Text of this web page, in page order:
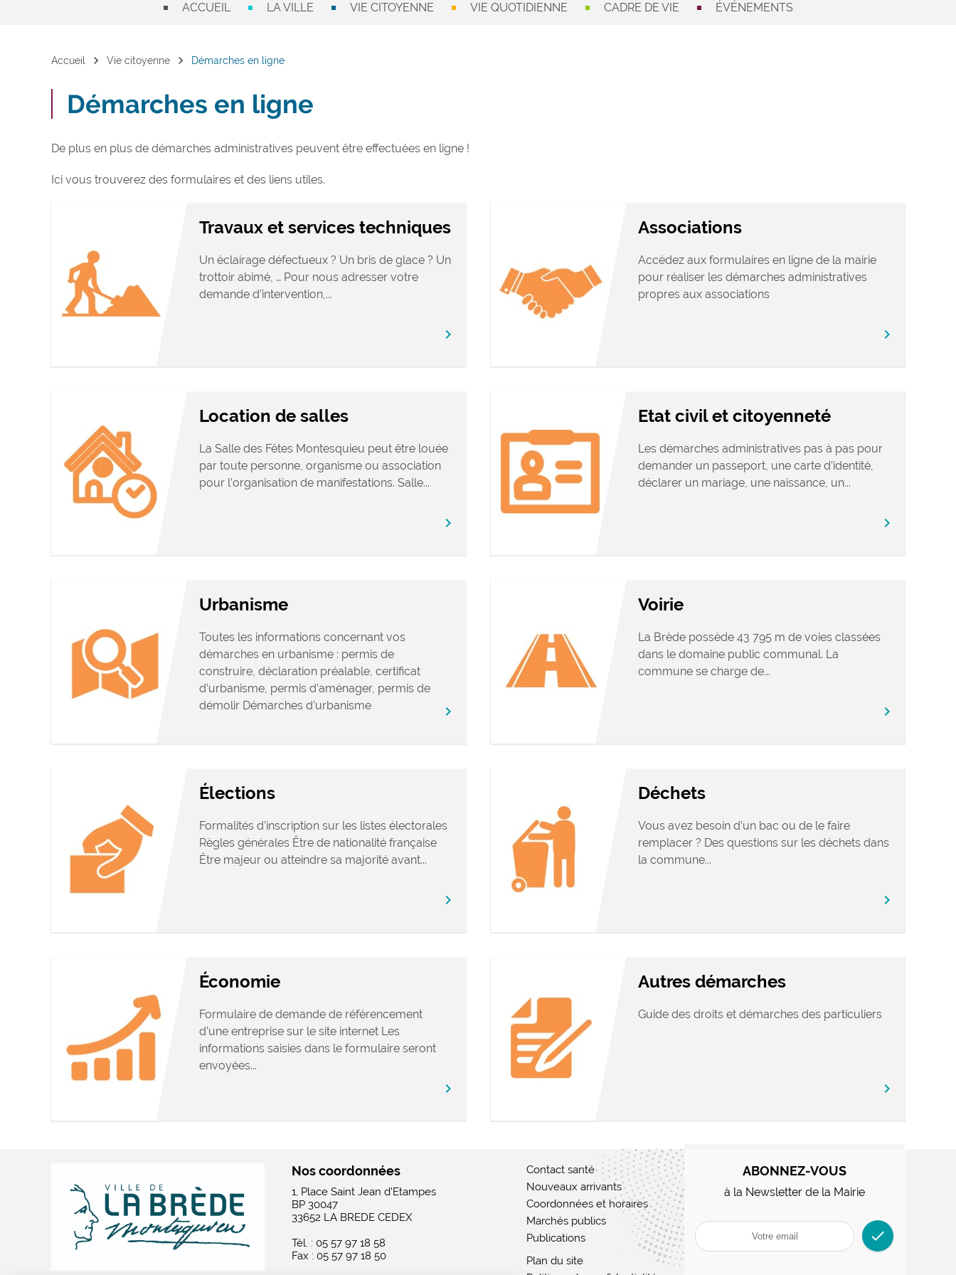
ACCUEIL LA VILLE VIE CITOYENNE VIE QUOTIDIENNE CADRE DE VIE ÉVÉNEMENTS
Accueil chevron_right Vie citoyenne chevron_right Démarches en ligne
Démarches en ligne
De plus en plus de démarches administratives peuvent être effectuées en ligne !
Ici vous trouverez des formulaires et des liens utiles.
Travaux et services techniques
Un éclairage défectueux ? Un bris de glace ? Un
trottoir abimé, … Pour nous adresser votre
demande d’intervention,...
chevron_right
Associations
Accédez aux formulaires en ligne de la mairie
pour réaliser les démarches administratives
propres aux associations
chevron_right
Location de salles
La Salle des Fêtes Montesquieu peut être louée
par toute personne, organisme ou association
pour l’organisation de manifestations. Salle...
chevron_right
Etat civil et citoyenneté
Les démarches administratives pas à pas pour
demander un passeport, une carte d’identité,
déclarer un mariage, une naissance, un...
chevron_right
Urbanisme
Toutes les informations concernant vos
démarches en urbanisme : permis de
construire, déclaration préalable, certificat
d’urbanisme, permis d’aménager, permis de
démolir Démarches d’urbanisme
chevron_right
Voirie
La Brède possède 43 795 m de voies classées
dans le domaine public communal. La
commune se charge de...
chevron_right
Élections
Formalités d’inscription sur les listes électorales
Règles générales Être de nationalité française
Être majeur ou atteindre sa majorité avant...
chevron_right
Déchets
Vous avez besoin d’un bac ou de le faire
remplacer ? Des questions sur les déchets dans
la commune...
chevron_right
Économie
Formulaire de demande de référencement
d’une entreprise sur le site internet Les
informations saisies dans le formulaire seront
envoyées...
chevron_right
Autres démarches
Guide des droits et démarches des particuliers
chevron_right
Nos coordonnées
1, Place Saint Jean d'Etampes
BP 30047
33652 LA BREDE CEDEX
Tél. : 05 57 97 18 58
Fax : 05 57 97 18 50
Contact santé
Nouveaux arrivants
Coordonnées et horaires
Marchés publics
Publications
Plan du site
ABONNEZ-VOUS
à la Newsletter de la Mairie
check